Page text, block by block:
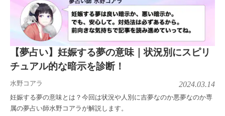
【夢占い】妊娠する夢の意味｜状況別にスピリ
チュアル的な暗示を診断！
水野コアラ 2024.03.14
妊娠する夢の意味とは？今回は状況や人別に吉夢なのか悪夢なのか専
属の夢占い師水野コアラが解説します。